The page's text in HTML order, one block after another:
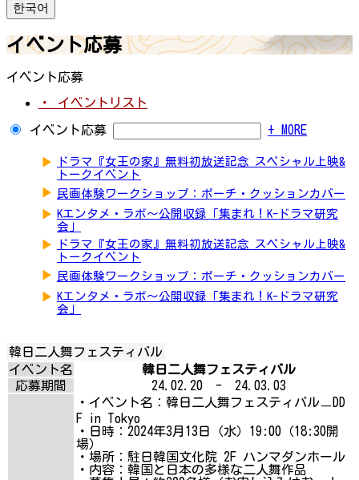
한국어
イベント応募
イベント応募
・ イベントリスト
イベント応募 + MORE
▶
ドラマ『女王の家』無料初放送記念 スペシャル上映&
トークイベント
▶ 民画体験ワークショップ：ポーチ・クッションカバー
▶ Kエンタメ・ラボ～公開収録「集まれ！K-ドラマ研究
会」
▶
ドラマ『女王の家』無料初放送記念 スペシャル上映&
トークイベント
▶ 民画体験ワークショップ：ポーチ・クッションカバー
▶ Kエンタメ・ラボ～公開収録「集まれ！K-ドラマ研究
会」
韓日二人舞フェスティバル
イベント名
韓日二人舞フェスティバル
応募期間
24.02.20 - 24.03.03
・イベント名：韓日二人舞フェスティバルㅡDD
F in Tokyo
・日時：2024年3月13日（水）19:00（18:30開
場）
・場所：駐日韓国文化院 2F ハンマダンホール
・内容：韓国と日本の多様な二人舞作品